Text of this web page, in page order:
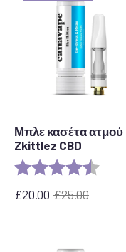
Μπλε κασέτα ατμού
Zkittlez CBD
Αξιολόγηση: 4,6
£25.00
Η
£20.00
Η